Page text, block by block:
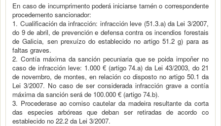
En caso de incumprimento poderá iniciarse tamén o correspondente
procedemento sancionador:
1. Cualificación da infracción: infracción leve (51.3.a) da Lei 3/2007,
do 9 de abril, de prevención e defensa contra os incendios forestais
de Galicia, sen prexuízo do establecido no artigo 51.2 g) para as
faltas graves.
2. Contía máxima da sanción pecuniaria que se poida impoñer no
caso de infracción leve: 1.000 € (artigo 74.a) da Lei 43/2003, do 21
de novembro, de montes, en relación co disposto no artigo 50.1 da
Lei 3/2007. No caso de ser considerada infracción grave a contía
máxima da sanción será de 100.000 € (artigo 74.b).
3. Procederase ao comiso cautelar da madeira resultante da corta
das especies arbóreas que deban ser retiradas de acordo co
establecido no 22.2 da Lei 3/2007.